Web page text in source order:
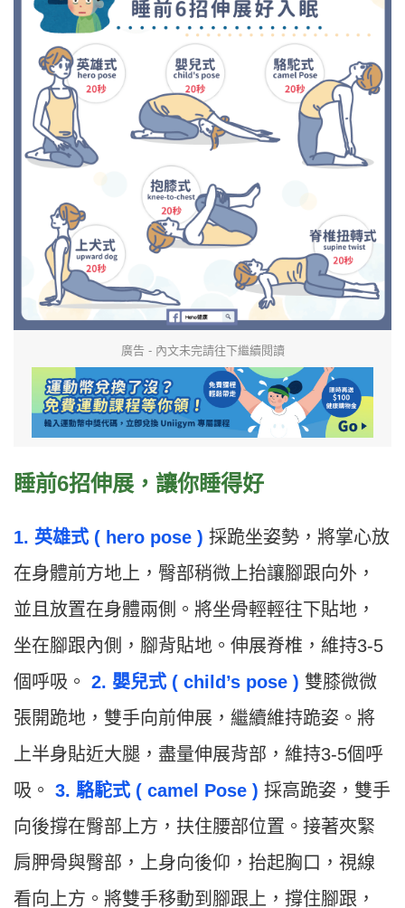
廣告 - 內文未完請往下繼續閱讀
睡前6招伸展，讓你睡得好
1. 英雄式 ( hero pose ) 採跪坐姿勢，將掌心放
在身體前方地上，臀部稍微上抬讓腳跟向外，
並且放置在身體兩側。將坐骨輕輕往下貼地，
坐在腳跟內側，腳背貼地。伸展脊椎，維持3-5
個呼吸。 2. 嬰兒式 ( child’s pose ) 雙膝微微
張開跪地，雙手向前伸展，繼續維持跪姿。將
上半身貼近大腿，盡量伸展背部，維持3-5個呼
吸。 3. 駱駝式 ( camel Pose ) 採高跪姿，雙手
向後撐在臀部上方，扶住腰部位置。接著夾緊
肩胛骨與臀部，上身向後仰，抬起胸口，視線
看向上方。將雙手移動到腳跟上，撐住腳跟，